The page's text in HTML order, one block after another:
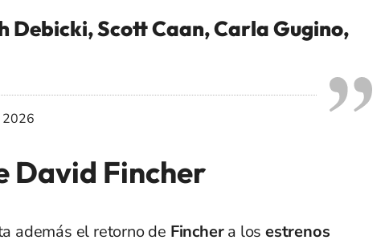
Debicki, Scott Caan, Carla Gugino,
2026
David Fincher
además el retorno de Finchera losestrenos